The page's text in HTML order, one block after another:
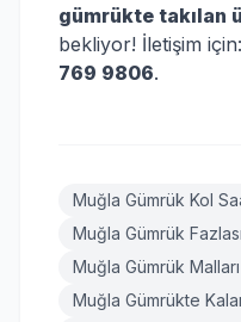
gümrükte takılan
bekliyor! İletişim için:
769 9806.
Muğla Gümrük Kol
Muğla Gümrük
Muğla Gümrük
Muğla Gümrükte